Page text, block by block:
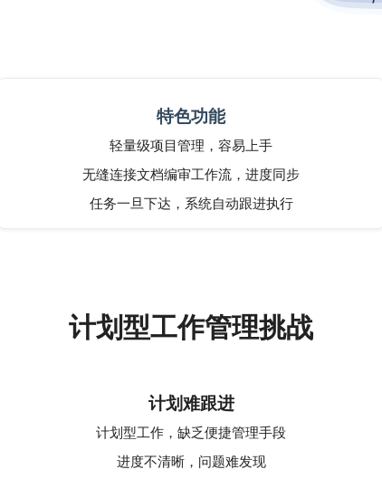
特色功能
轻量级项目管理，容易上手
无缝连接文档编审工作流，进度同步
任务一旦下达，系统自动跟进执行
计划型工作管理挑战
计划难跟进
计划型工作，缺乏便捷管理手段
进度不清晰，问题难发现